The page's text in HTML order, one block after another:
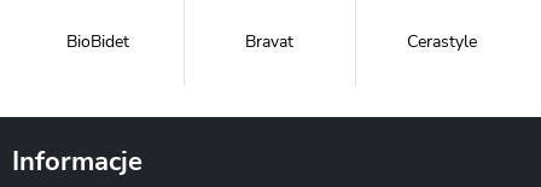
BioBidet Bravat Cerastyle
Informacje